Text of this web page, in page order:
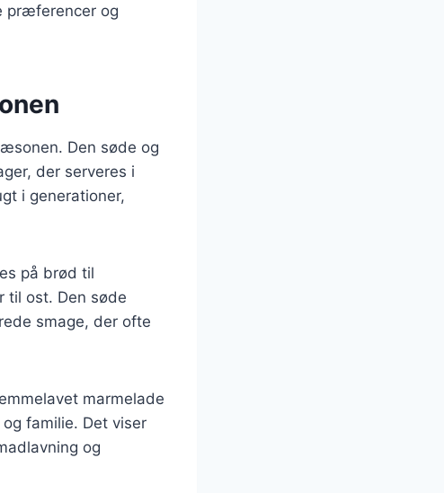
præferencer og
Den søde og
der serveres i
i generationer,
på brød til
til ost. Den søde
smage, der ofte
marmelade
familie. Det viser
og